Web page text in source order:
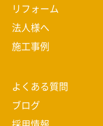
リフォーム
法人様へ
施工事例
よくある質問
ブログ